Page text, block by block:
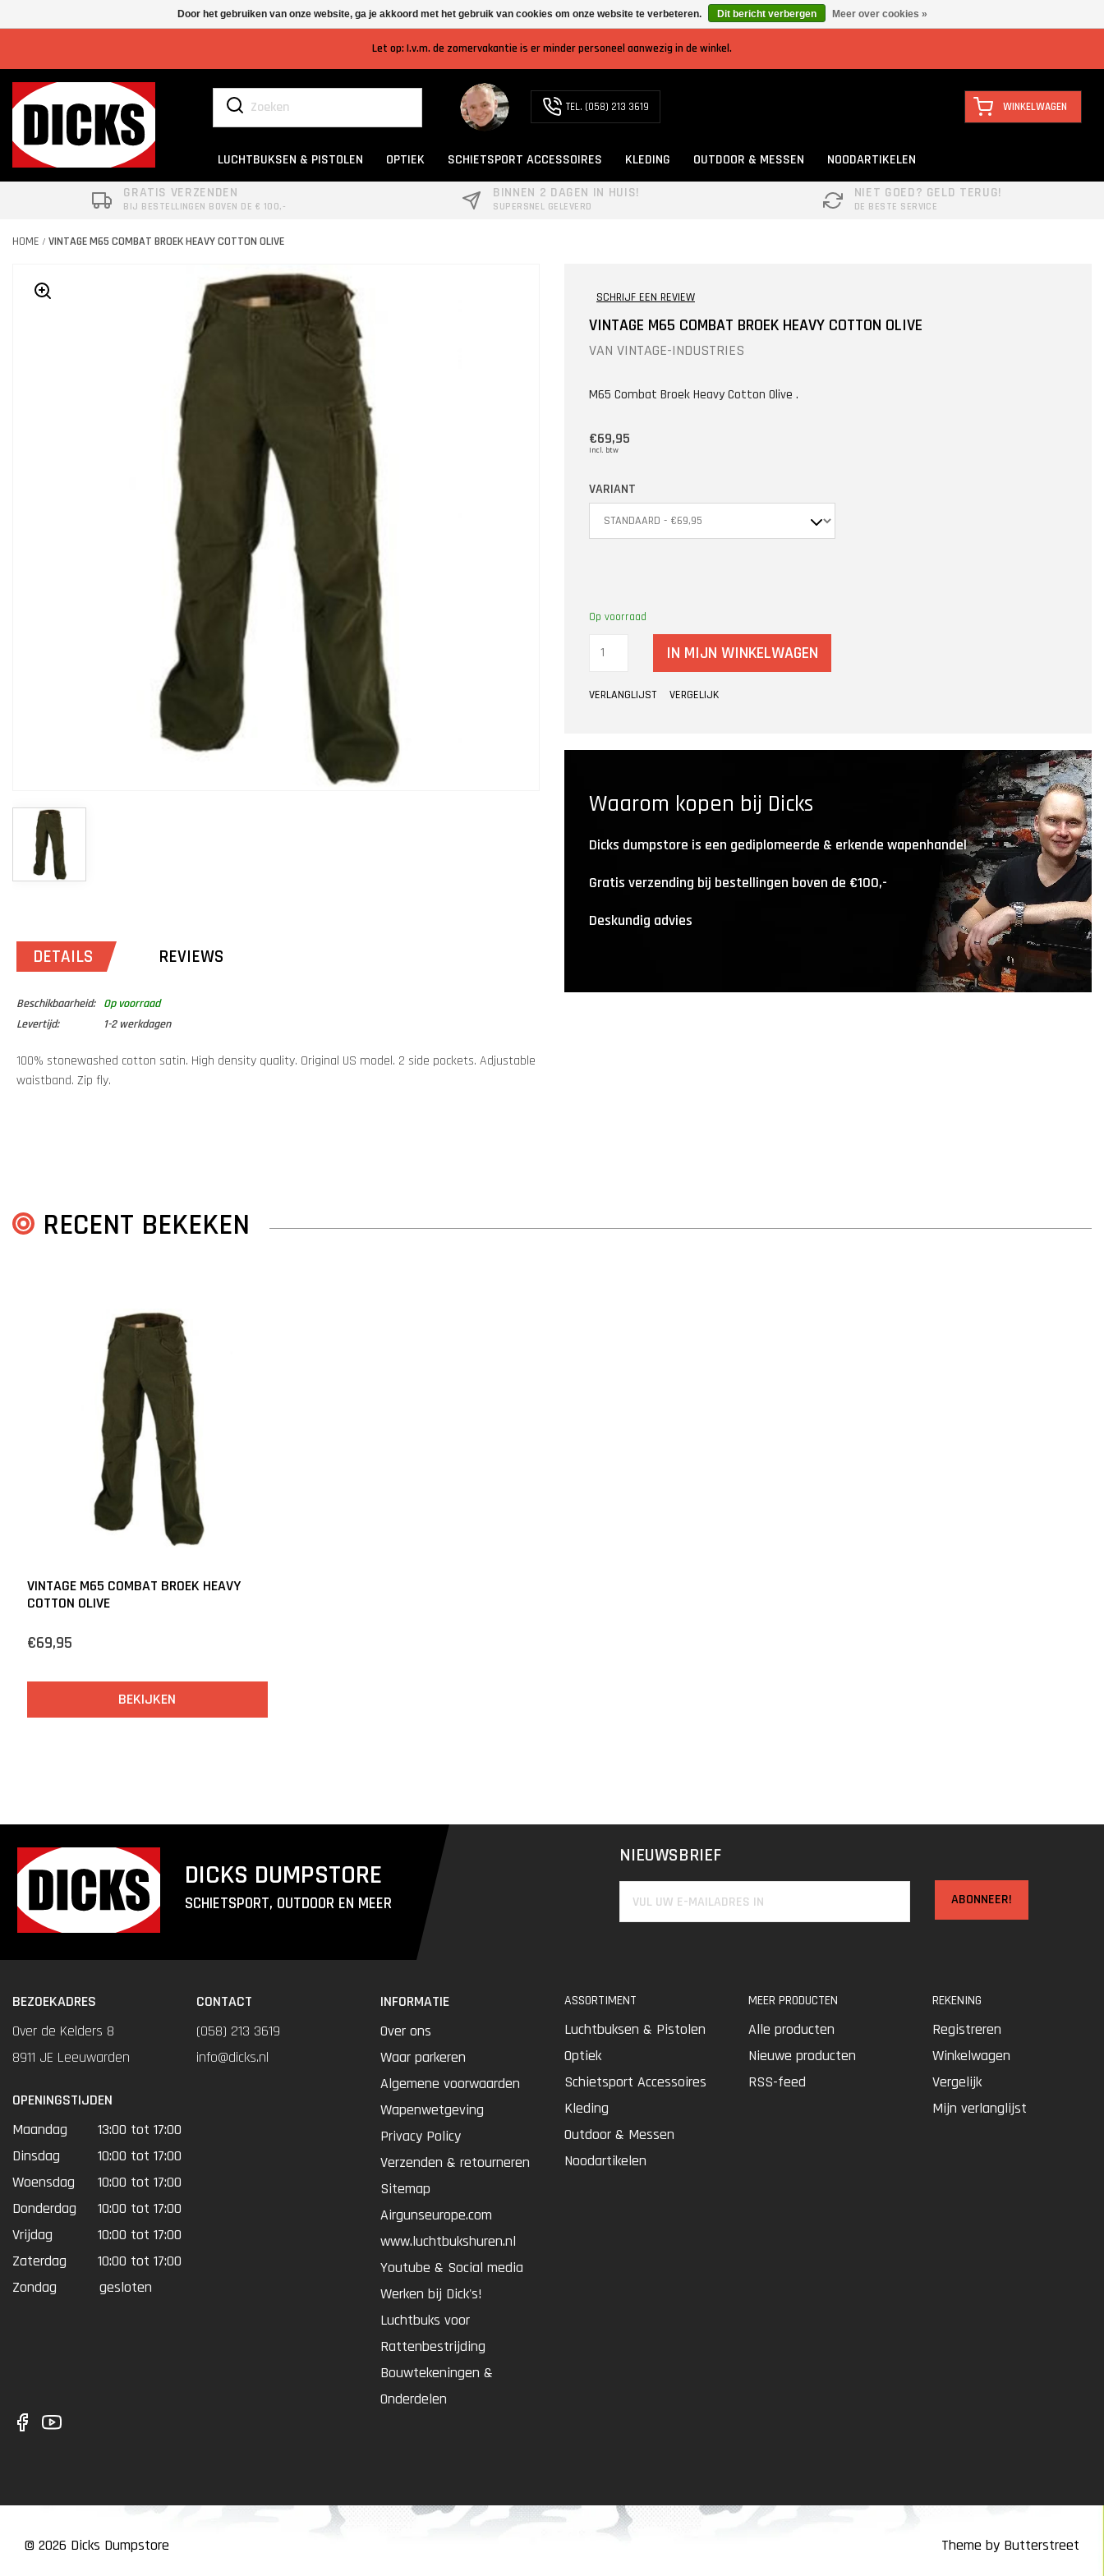
Let op: I.v.m. de zomervakantie is er minder personeel aanwezig in de winkel.
TEL. (058) 213 3619 WINKELWAGEN
LUCHTBUKSEN & PISTOLEN OPTIEK SCHIETSPORT ACCESSOIRES KLEDING OUTDOOR & MESSEN
NOODARTIKELEN
GRATIS VERZENDEN
BIJ BESTELLINGEN BOVEN DE € 100,-
BINNEN 2 DAGEN IN HUIS!
SUPERSNEL GELEVERD
NIET GOED? GELD TERUG!
DE BESTE SERVICE
HOME / VINTAGE M65 COMBAT BROEK HEAVY COTTON OLIVE
DETAILS REVIEWS
Beschikbaarheid:
Op voorraad
Levertijd:
1-2 werkdagen
100% stonewashed cotton satin. High density quality. Original US model. 2 side pockets. Adjustable
waistband. Zip fly.
SCHRIJF EEN REVIEW
VINTAGE M65 COMBAT BROEK HEAVY COTTON OLIVE
VAN VINTAGE-INDUSTRIES
M65 Combat Broek Heavy Cotton Olive .
€69,95
Incl. btw
VARIANT
Op voorraad
IN MIJN WINKELWAGEN
VERLANGLIJST VERGELIJK
Waarom kopen bij Dicks
Dicks dumpstore is een gediplomeerde & erkende wapenhandel
Gratis verzending bij bestellingen boven de €100,-
Deskundig advies
RECENT BEKEKEN
VINTAGE M65 COMBAT BROEK HEAVY
COTTON OLIVE
€69,95
BEKIJKEN
DICKS DUMPSTORE
SCHIETSPORT, OUTDOOR EN MEER
NIEUWSBRIEF
ABONNEER!
BEZOEKADRES
Over de Kelders 8
8911 JE Leeuwarden
OPENINGSTIJDEN
Maandag
13:00 tot 17:00
Dinsdag
10:00 tot 17:00
Woensdag
10:00 tot 17:00
Donderdag
10:00 tot 17:00
Vrijdag
10:00 tot 17:00
Zaterdag
10:00 tot 17:00
Zondag
gesloten
CONTACT
(058) 213 3619
info@dicks.nl
INFORMATIE
Over ons
Waar parkeren
Algemene voorwaarden
Wapenwetgeving
Privacy Policy
Verzenden & retourneren
Sitemap
Airgunseurope.com
www.luchtbukshuren.nl
Youtube & Social media
Werken bij Dick's!
Luchtbuks voor
Rattenbestrijding
Bouwtekeningen &
Onderdelen
ASSORTIMENT
Luchtbuksen & Pistolen
Optiek
Schietsport Accessoires
Kleding
Outdoor & Messen
Noodartikelen
MEER PRODUCTEN
Alle producten
Nieuwe producten
RSS-feed
REKENING
Registreren
Winkelwagen
Vergelijk
Mijn verlanglijst
© 2026 Dicks Dumpstore Theme by Butterstreet
Door het gebruiken van onze website, ga je akkoord met het gebruik van cookies om onze website te verbeteren. Dit bericht verbergen Meer over cookies »